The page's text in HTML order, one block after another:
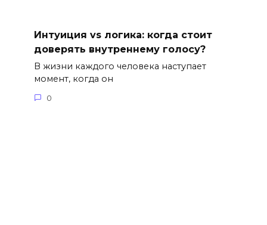
Интуиция vs логика: когда стоит
доверять внутреннему голосу?
В жизни каждого человека наступает
момент, когда он
0